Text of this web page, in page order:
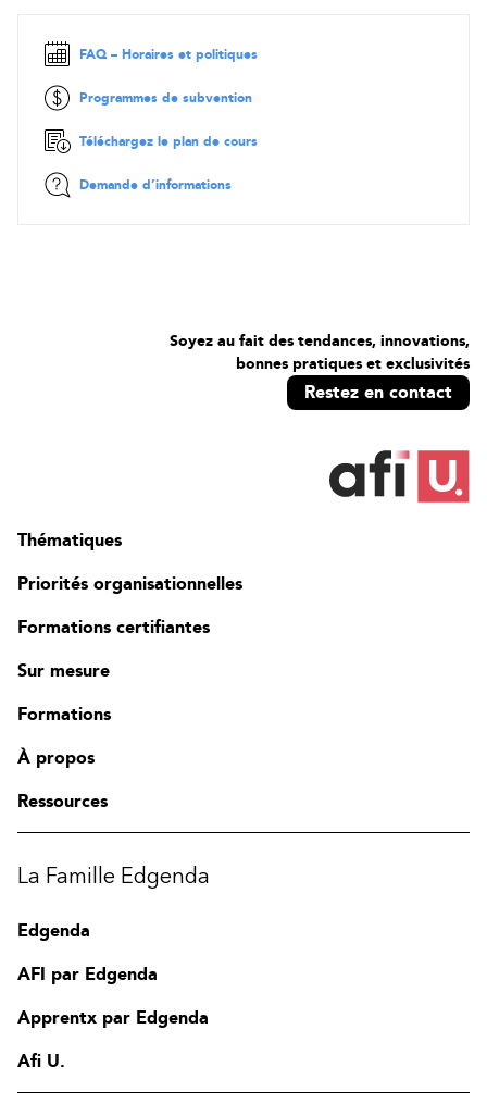
Il est recommandé d’utiliser une connexion Ethernet filaire,
plutôt qu’une connexion WiFi. Les pare-feux, y compris
Windows Firewall ou FortiClient, doivent autoriser les
connexions aux laboratoires en ligne.
FAQ – Horaires et politiques
Programmes de subvention
Téléchargez le plan de cours
Demande d’informations
Soyez au fait des tendances, innovations,
bonnes pratiques et exclusivités
Restez en contact
Thématiques
Priorités organisationnelles
Formations certifiantes
Sur mesure
Formations
À propos
Ressources
La Famille Edgenda
Edgenda
AFI par Edgenda
Apprentx par Edgenda
Afi U.